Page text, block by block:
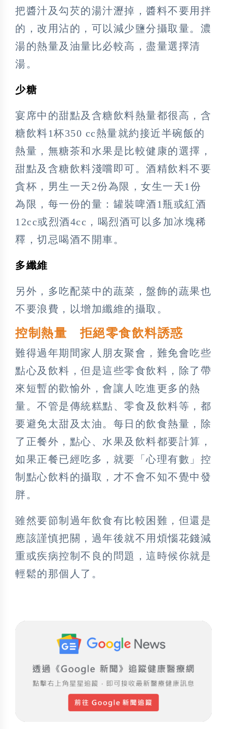
把醬汁及勾芡的湯汁瀝掉，醬料不要用拌
的，改用沾的，可以減少鹽分攝取量。濃
湯的熱量及油量比必較高，盡量選擇清
湯。
少糖
宴席中的甜點及含糖飲料熱量都很高，含
糖飲料1杯350 cc熱量就約接近半碗飯的
熱量，無糖茶和水果是比較健康的選擇，
甜點及含糖飲料淺嚐即可。酒精飲料不要
貪杯，男生一天2份為限，女生一天1份
為限，每一份的量：罐裝啤酒1瓶或紅酒
12cc或烈酒4cc，喝烈酒可以多加冰塊稀
釋，切忌喝酒不開車。
多纖維
另外，多吃配菜中的蔬菜，盤飾的蔬果也
不要浪費，以增加纖維的攝取。
控制熱量 拒絕零食飲料誘惑
難得過年期間家人朋友聚會，難免會吃些
點心及飲料，但是這些零食飲料，除了帶
來短暫的歡愉外，會讓人吃進更多的熱
量。不管是傳統糕點、零食及飲料等，都
要避免太甜及太油。每日的飲食熱量，除
了正餐外，點心、水果及飲料都要計算，
如果正餐已經吃多，就要「心理有數」控
制點心飲料的攝取，才不會不知不覺中發
胖。
雖然要節制過年飲食有比較困難，但還是
應該謹慎把關，過年後就不用煩惱花錢減
重或疾病控制不良的問題，這時候你就是
輕鬆的那個人了。